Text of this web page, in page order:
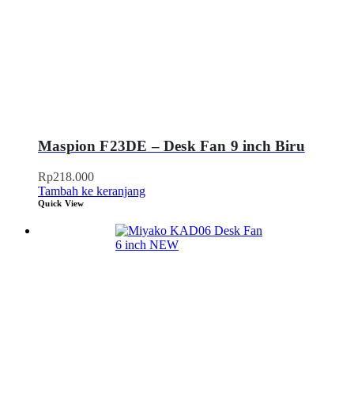
Maspion F23DE – Desk Fan 9 inch Biru
Rp218.000
Tambah ke keranjang
Quick View